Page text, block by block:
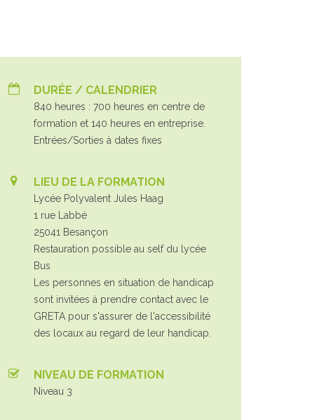
DURÉE / CALENDRIER
840 heures : 700 heures en centre de
formation et 140 heures en entreprise.
Entrées/Sorties à dates fixes
LIEU DE LA FORMATION
Lycée Polyvalent Jules Haag
1 rue Labbé
25041 Besançon
Restauration possible au self du lycée
Bus
Les personnes en situation de handicap
sont invitées à prendre contact avec le
GRETA pour s'assurer de l'accessibilité
des locaux au regard de leur handicap.
NIVEAU DE FORMATION
Niveau 3